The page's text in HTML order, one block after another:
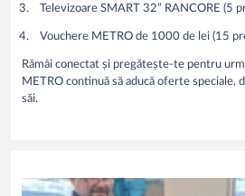
Televizoare SMART 32” RANCORE (5
Vouchere METRO de 1000 de lei (15
Rămâi conectat și pregătește-te pentru
METRO continuă să aducă oferte speciale,
săi.